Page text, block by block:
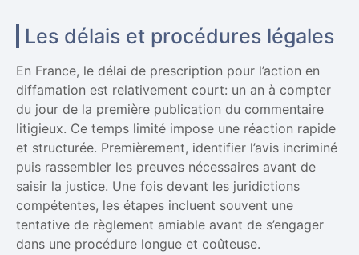
Les délais et procédures légales
En France, le délai de prescription pour l’action en
diffamation est relativement court: un an à compter
du jour de la première publication du commentaire
litigieux. Ce temps limité impose une réaction rapide
et structurée. Premièrement, identifier l’avis incriminé
puis rassembler les preuves nécessaires avant de
saisir la justice. Une fois devant les juridictions
compétentes, les étapes incluent souvent une
tentative de règlement amiable avant de s’engager
dans une procédure longue et coûteuse.